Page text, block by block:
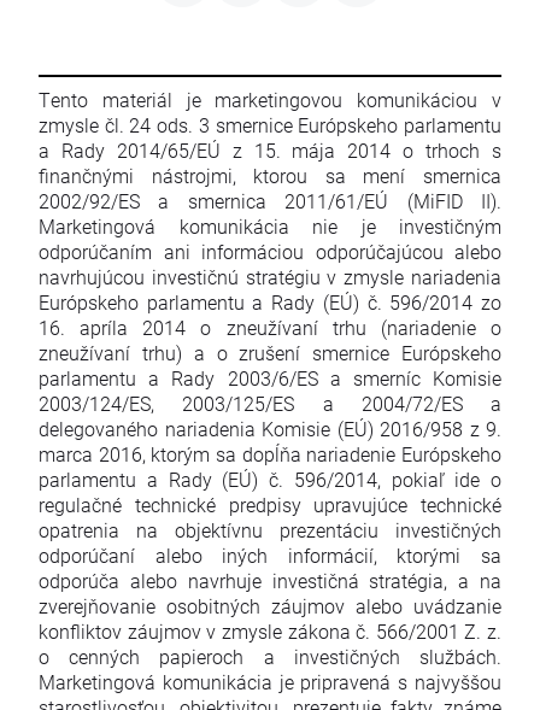
Tento materiál je marketingovou komunikáciou v
zmysle čl. 24 ods. 3 smernice Európskeho parlamentu
a Rady 2014/65/EÚ z 15. mája 2014 o trhoch s
finančnými nástrojmi, ktorou sa mení smernica
2002/92/ES a smernica 2011/61/EÚ (MiFID II).
Marketingová komunikácia nie je investičným
odporúčaním ani informáciou odporúčajúcou alebo
navrhujúcou investičnú stratégiu v zmysle nariadenia
Európskeho parlamentu a Rady (EÚ) č. 596/2014 zo
16. apríla 2014 o zneužívaní trhu (nariadenie o
zneužívaní trhu) a o zrušení smernice Európskeho
parlamentu a Rady 2003/6/ES a smerníc Komisie
2003/124/ES, 2003/125/ES a 2004/72/ES a
delegovaného nariadenia Komisie (EÚ) 2016/958 z 9.
marca 2016, ktorým sa dopĺňa nariadenie Európskeho
parlamentu a Rady (EÚ) č. 596/2014, pokiaľ ide o
regulačné technické predpisy upravujúce technické
opatrenia na objektívnu prezentáciu investičných
odporúčaní alebo iných informácií, ktorými sa
odporúča alebo navrhuje investičná stratégia, a na
zverejňovanie osobitných záujmov alebo uvádzanie
konfliktov záujmov v zmysle zákona č. 566/2001 Z. z.
o cenných papieroch a investičných službách.
Marketingová komunikácia je pripravená s najvyššou